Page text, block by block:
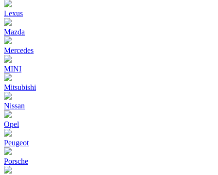
Lexus
Mazda
Mercedes
MINI
Mitsubishi
Nissan
Opel
Peugeot
Porsche